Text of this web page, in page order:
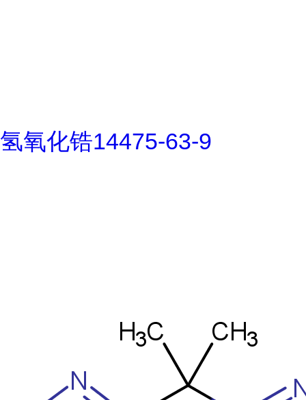
氢氧化锆14475-63-9